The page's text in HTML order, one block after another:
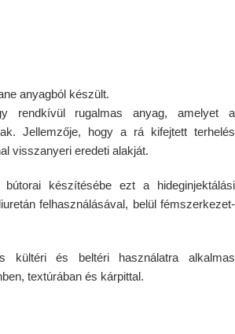
anyagból készült.
rendkívül rugalmas anyag, amelyet a
Jellemzője, hogy a rá kifejtett terhelés
visszanyeri eredeti alakját.
készítésébe ezt a hideginjektálási
felhasználásával, belül fémszerkezet-
kültéri és beltéri használatra alkalmas
textúrában és kárpittal.